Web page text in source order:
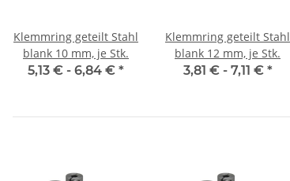
Klemmring geteilt Stahl
blank 10 mm, je Stk.
5,13 € - 6,84 € *
Klemmring geteilt Stahl
blank 12 mm, je Stk.
3,81 € - 7,11 € *